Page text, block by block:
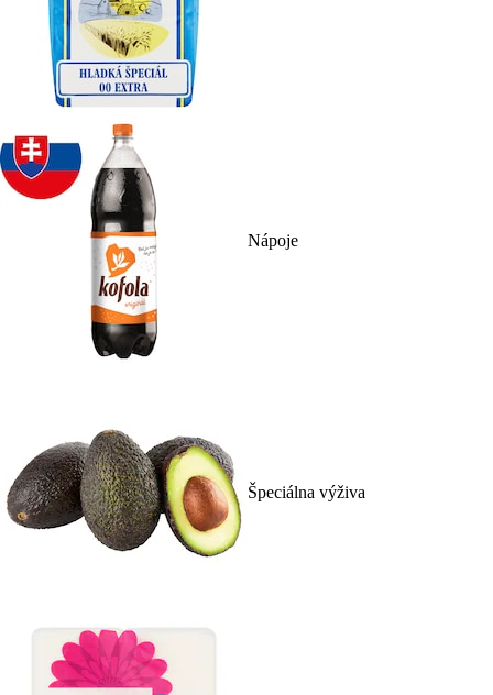
Nápoje
Špeciálna výživa